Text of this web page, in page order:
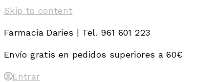
Skip to content
Farmacia Daries | Tel. 961 601 223
Envío gratis en pedidos superiores a 60€
Entrar